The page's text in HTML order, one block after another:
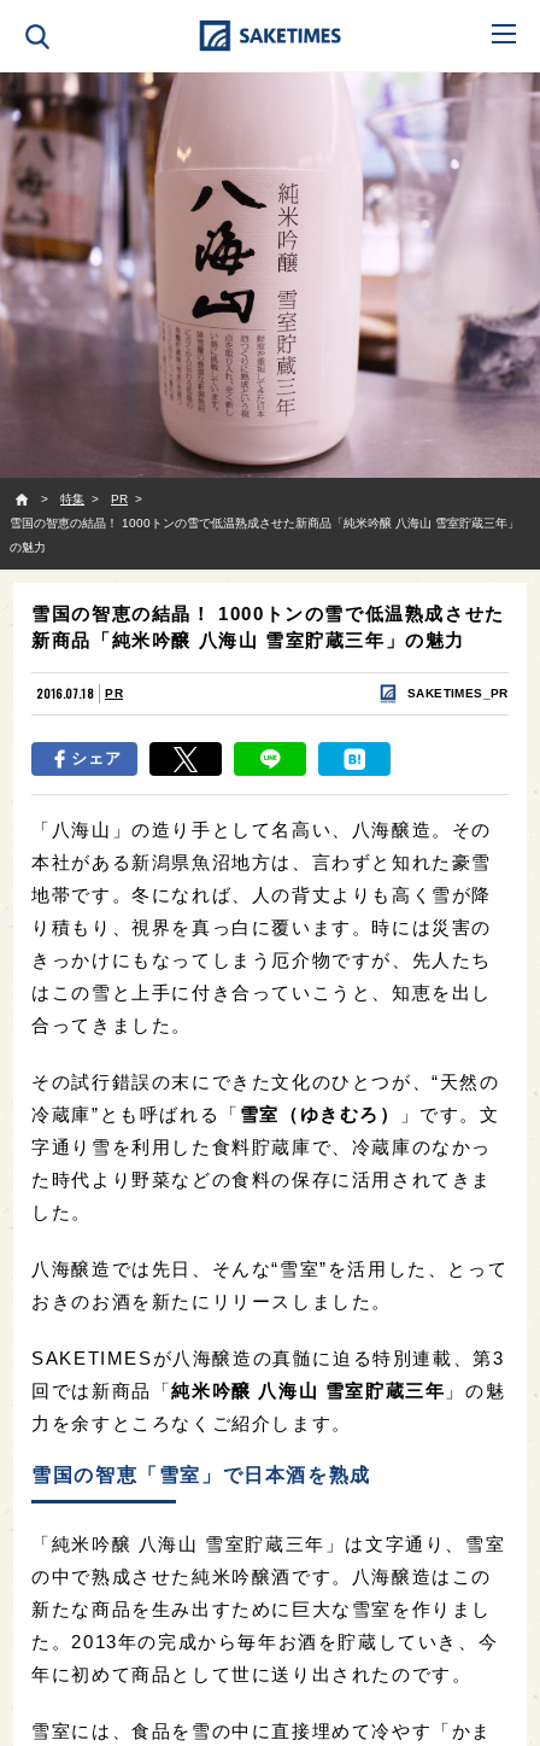
特集
PR
雪国の智恵の結晶！ 1000トンの雪で低温熟成させた新商品「純米吟醸 八海山 雪室貯蔵三年」
の魅力
雪国の智恵の結晶！ 1000トンの雪で低温熟成させた
新商品「純米吟醸 八海山 雪室貯蔵三年」の魅力
2016.07.18 PR SAKETIMES_PR
シェア
「八海山」の造り手として名高い、八海醸造。その
本社がある新潟県魚沼地方は、言わずと知れた豪雪
地帯です。冬になれば、人の背丈よりも高く雪が降
り積もり、視界を真っ白に覆います。時には災害の
きっかけにもなってしまう厄介物ですが、先人たち
はこの雪と上手に付き合っていこうと、知恵を出し
合ってきました。
その試行錯誤の末にできた文化のひとつが、“天然の
冷蔵庫”とも呼ばれる「 雪室（ゆきむろ）
」です。文
字通り雪を利用した食料貯蔵庫で、冷蔵庫のなかっ
た時代より野菜などの食料の保存に活用されてきま
した。
八海醸造では先日、そんな“雪室”を活用した、とって
おきのお酒を新たにリリースしました。
SAKETIMESが八海醸造の真髄に迫る特別連載、第3
回では新商品「純米吟醸 八海山 雪室貯蔵三年 」の魅
力を余すところなくご紹介します。
雪国の智恵「雪室」で日本酒を熟成
「純米吟醸 八海山 雪室貯蔵三年」は文字通り、雪室
の中で熟成させた純米吟醸酒です。八海醸造はこの
新たな商品を生み出すために巨大な雪室を作りまし
た。2013年の完成から毎年お酒を貯蔵していき、今
年に初めて商品として世に送り出されたのです。
雪室には、食品を雪の中に直接埋めて冷やす「かま